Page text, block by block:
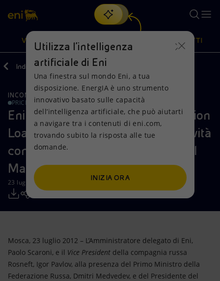
Cerca
scopri EnergIA, la nostra nuova soluzione di intelligenza
artificiale.
VISIONE
Visione
Mission e valori
Persone e Partnership
Net Zero
Modello satellitare
Innovazione
Scenari energetici
Azioni
Diversificazione energetica
Tecnologie per la transizione
Collaborazioni per l'innovazione
Attività nel mondo
PRODOTTI
Prodotti
Imprese
Mobilità
Indietro Media Comunicati Stampa
INCONTRI E ACCORDI RISORSE NATURALI
PRICE SENSITIVE
Eni: firmato con Rosneft l'Exploration
Loan Facility Agreement per le attività
congiunte nel Mare di Barents e nel
Mar Nero
23 luglio 2012 - 08:45 CEST
Mosca, 23 luglio 2012 – L’Amministratore delegato di Eni,
Paolo Scaroni, e il Vice President della compagnia russa
Rosneft, Igor Pavlov, alla presenza del Primo Ministro della
Federazione Russa, Dmitri Medvedev, e del Presidente del
Utilizza l'intelligenza
artificiale di Eni
Una finestra sul mondo Eni, a tua
disposizione. EnergIA è uno strumento
innovativo basato sulle capacità
dell’intelligenza artificiale, che può aiutarti
a navigare tra i contenuti di eni.com,
trovando subito la risposta alle tue
domande.
INIZIA ORA